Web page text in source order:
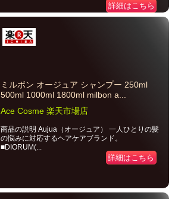
詳細はこちら
ミルボン オージュア シャンプー 250ml
500ml 1000ml 1800ml milbon a...
Ace Cosme 楽天市場店
商品の説明 Aujua（オージュア） 一人ひとりの髪
の悩みに対応するヘアケアブランド。
■DIORUM(...
詳細はこちら